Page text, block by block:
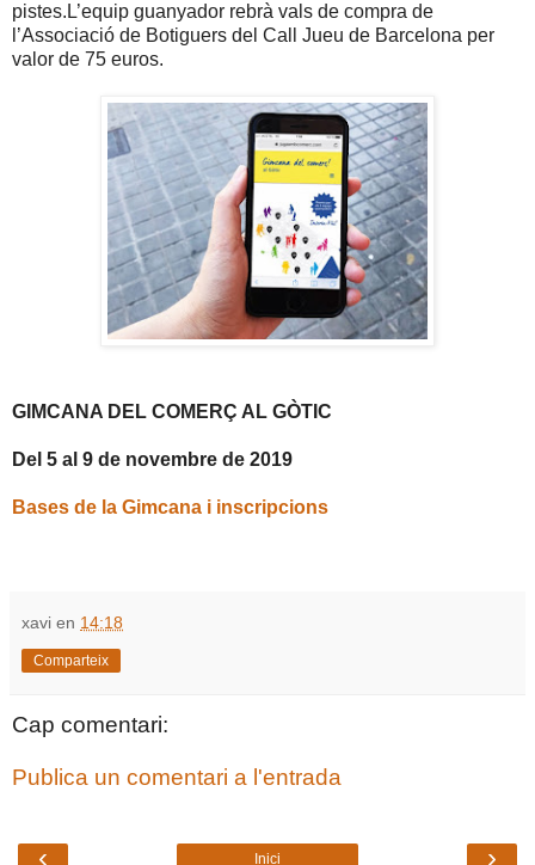
pistes.L’equip guanyador rebrà vals de compra de
l’Associació de Botiguers del Call Jueu de Barcelona per
valor de 75 euros.
GIMCANA DEL COMERÇ AL GÒTIC
Del 5 al 9 de novembre de 2019
Bases de la Gimcana i inscripcions
xavi en 14:18
Comparteix
Cap comentari:
Publica un comentari a l'entrada
‹ ›
Inici